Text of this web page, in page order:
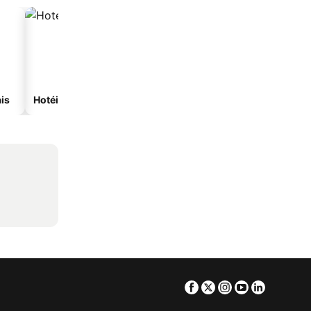
Hotéis com spa
Facebook
TwitterInstagram
Youtube